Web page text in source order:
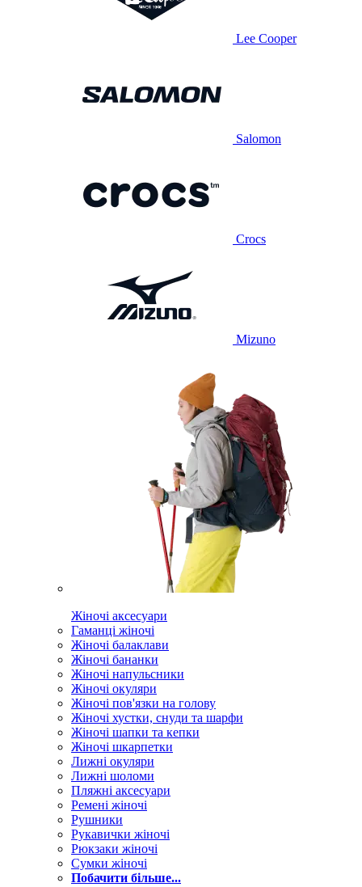
Lee Cooper
Salomon
Crocs
Mizuno
Жіночі аксесуари
Гаманці жіночі
Жіночі балаклави
Жіночі бананки
Жіночі напульсники
Жіночі окуляри
Жіночі пов'язки на голову
Жіночі хустки, снуди та шарфи
Жіночі шапки та кепки
Жіночі шкарпетки
Лижні окуляри
Лижні шоломи
Пляжні аксесуари
Ремені жіночі
Рушники
Рукавички жіночі
Рюкзаки жіночі
Сумки жіночі
Побачити більше...